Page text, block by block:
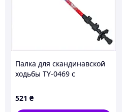
Палка для скандинавской
ходьбы TY-0469 с
2B38B2061
521 ₴